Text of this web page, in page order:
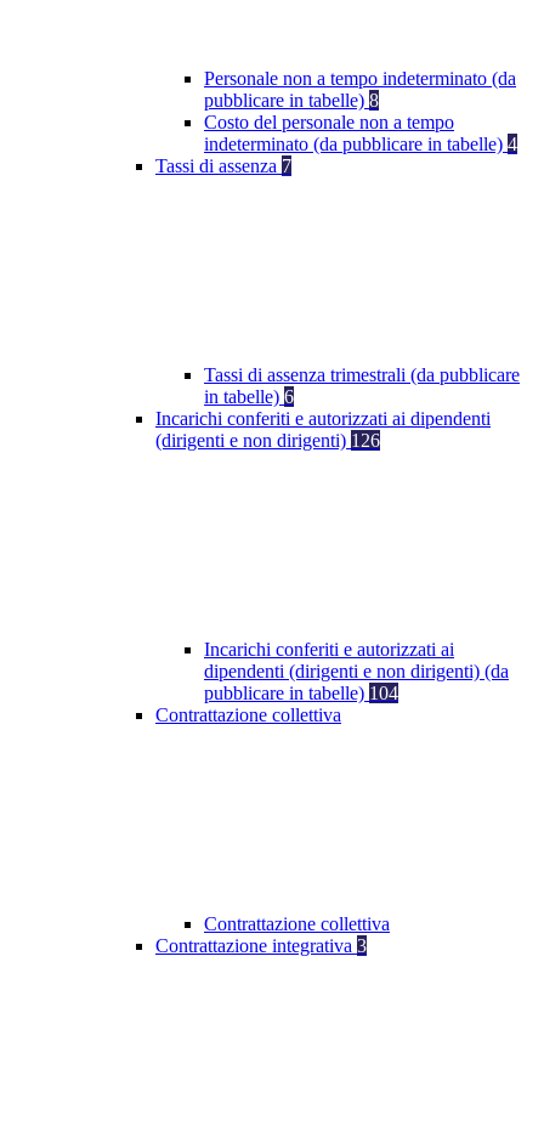
Personale non a tempo indeterminato (da
pubblicare in tabelle) 8
Costo del personale non a tempo
indeterminato (da pubblicare in tabelle) 4
Tassi di assenza 7
Tassi di assenza trimestrali (da pubblicare
in tabelle) 6
Incarichi conferiti e autorizzati ai dipendenti
(dirigenti e non dirigenti) 126
Incarichi conferiti e autorizzati ai
dipendenti (dirigenti e non dirigenti) (da
pubblicare in tabelle) 104
Contrattazione collettiva
Contrattazione collettiva
Contrattazione integrativa 3